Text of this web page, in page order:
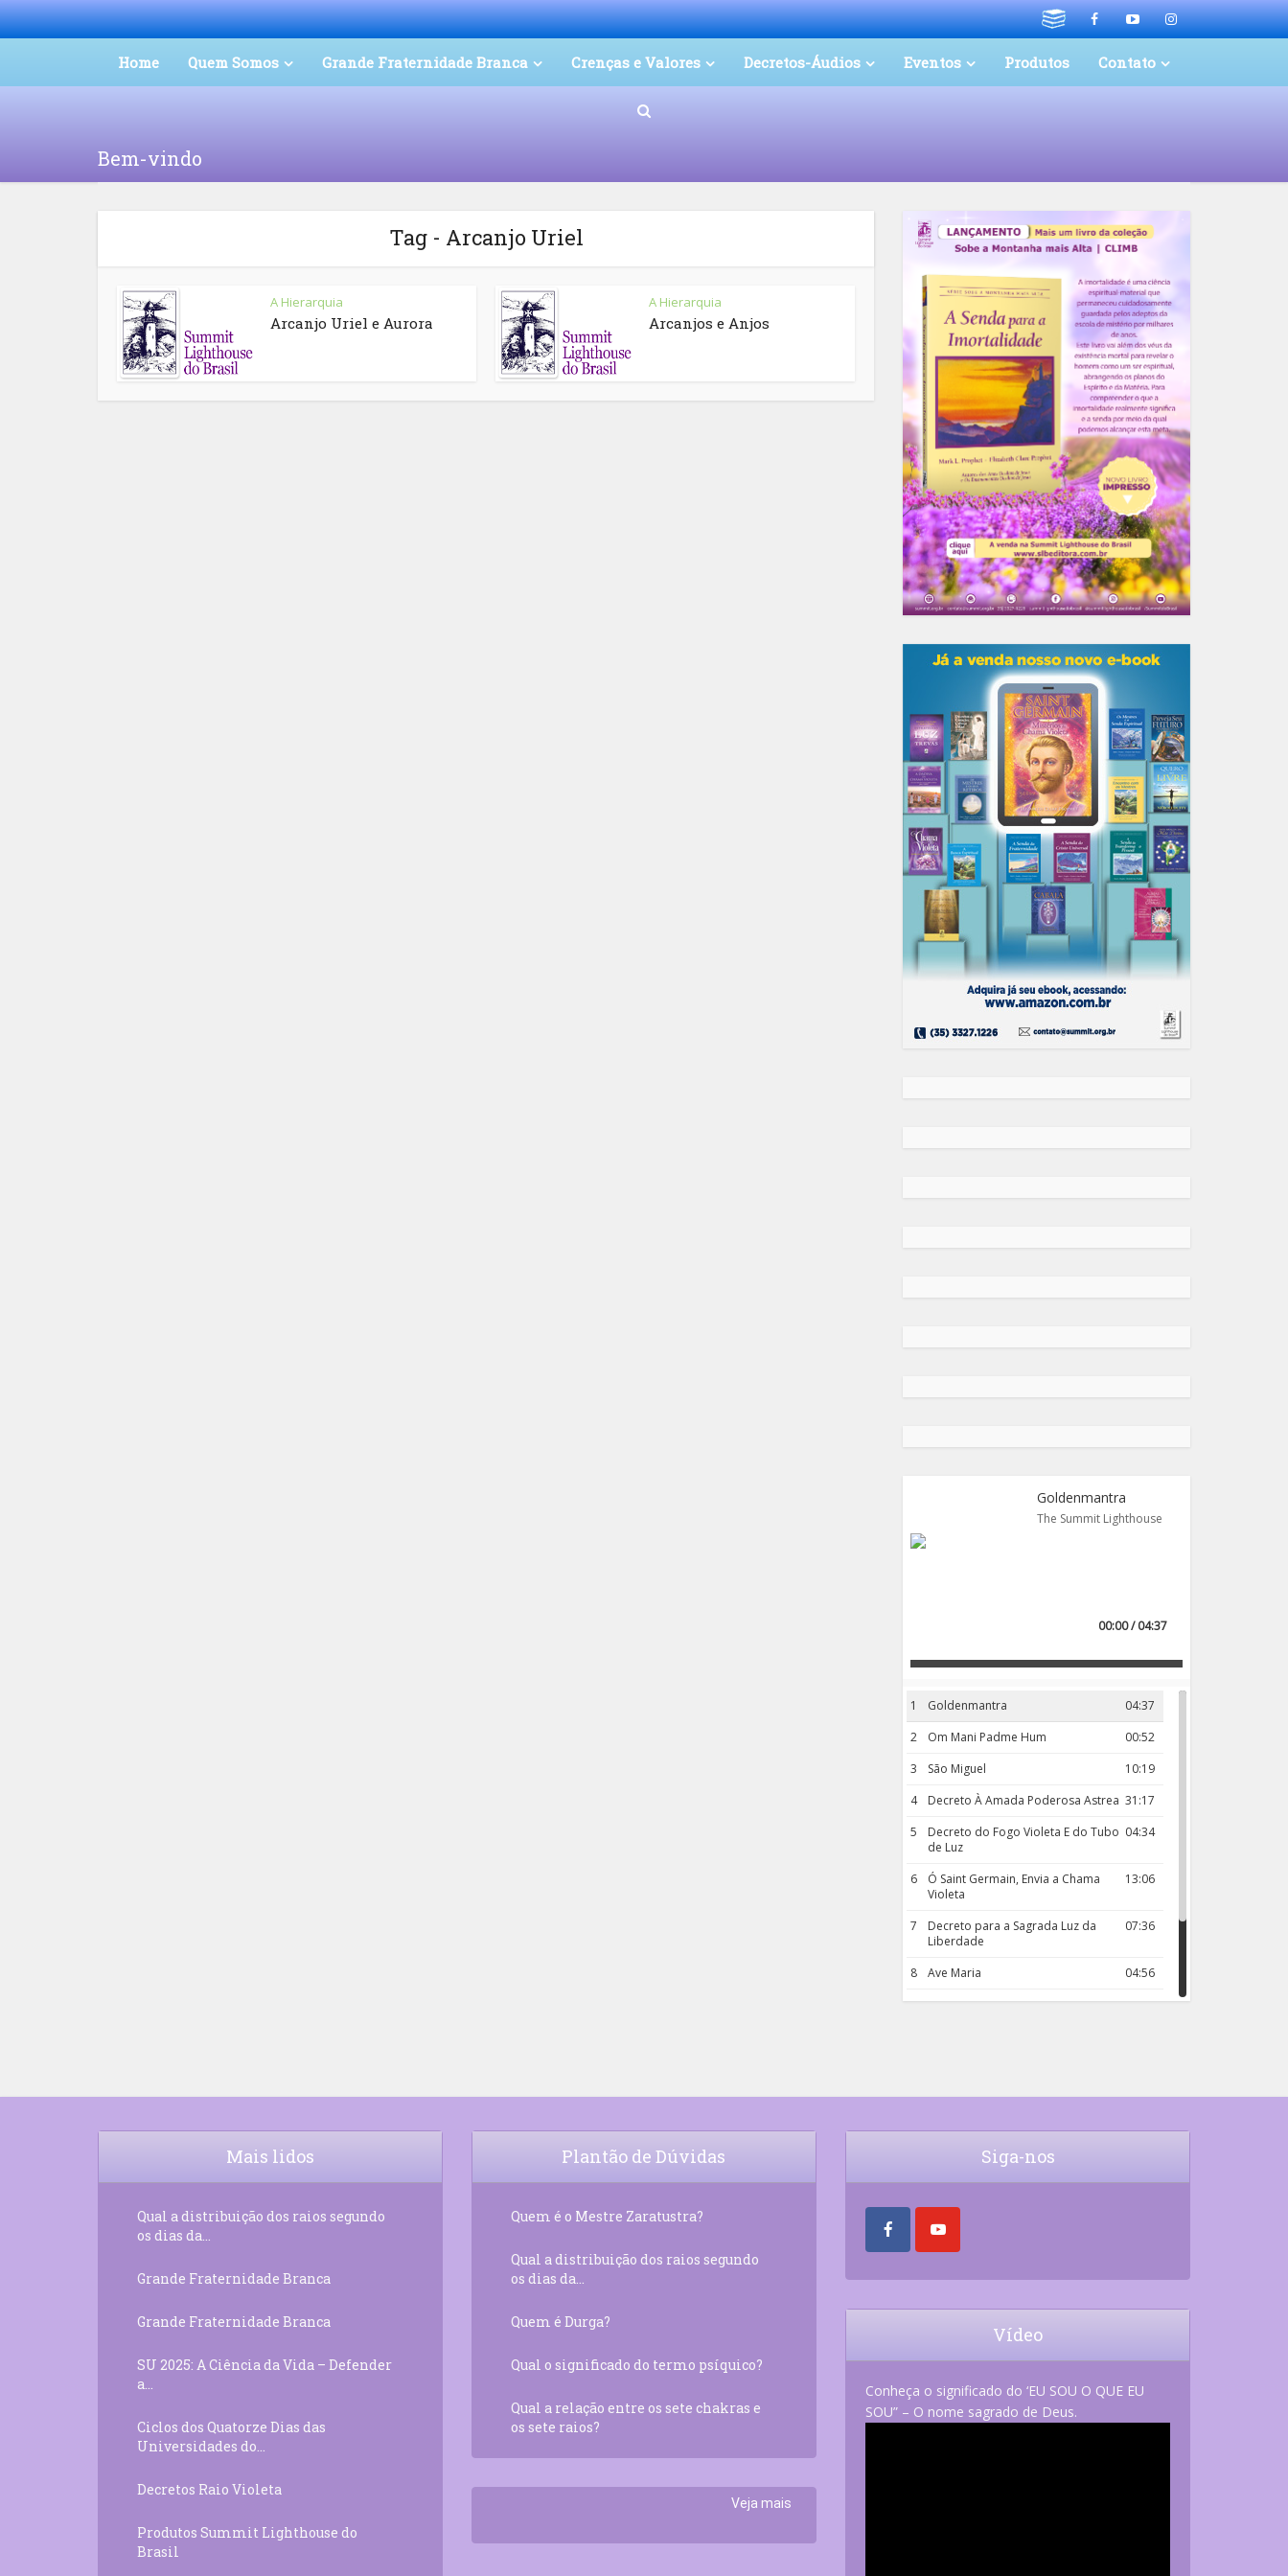
Home Quem Somos Grande Fraternidade Branca Crenças e Valores Decretos-Áudios Eventos Produtos Contato
Bem-vindo
Tag - Arcanjo Uriel
A Hierarquia
Arcanjo Uriel e Aurora
A Hierarquia
Arcanjos e Anjos
Goldenmantra
The Summit Lighthouse
00:00 / 04:37
1 04:37
Goldenmantra
2
00:52
Om Mani Padme Hum
3
10:19
São Miguel
4
31:17
Decreto À Amada Poderosa Astrea
5
04:34
Decreto do Fogo Violeta E do Tubo
de Luz
6
13:06
Ó Saint Germain, Envia a Chama
Violeta
7
07:36
Decreto para a Sagrada Luz da
Liberdade
8
04:56
Ave Maria
9
18:00
Rosário da Criança
Mais lidos
Qual a distribuição dos raios segundo
os dias da...
Grande Fraternidade Branca
Grande Fraternidade Branca
SU 2025: A Ciência da Vida – Defender
a...
Ciclos dos Quatorze Dias das
Universidades do...
Decretos Raio Violeta
Produtos Summit Lighthouse do
Brasil
Plantão de Dúvidas
Quem é o Mestre Zaratustra?
Qual a distribuição dos raios segundo
os dias da...
Quem é Durga?
Qual o significado do termo psíquico?
Qual a relação entre os sete chakras e
os sete raios?
Veja mais
Siga-nos
Vídeo
Conheça o significado do ‘EU SOU O QUE EU
SOU” – O nome sagrado de Deus.